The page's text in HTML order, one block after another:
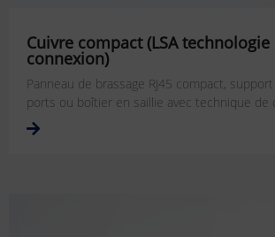
Cuivre compact (LSA technologie
connexion)
Panneau de brassage RJ45 compact,
ports ou boîtier en saillie avec technique de